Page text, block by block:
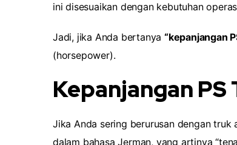
ini disesuaikan dengan kebutuhan
Jadi, jika Anda bertanya “kepanjangan
(horsepower).
Kepanjangan
Jika Anda sering berurusan dengan truk
dalam bahasa Jerman, yang artinya